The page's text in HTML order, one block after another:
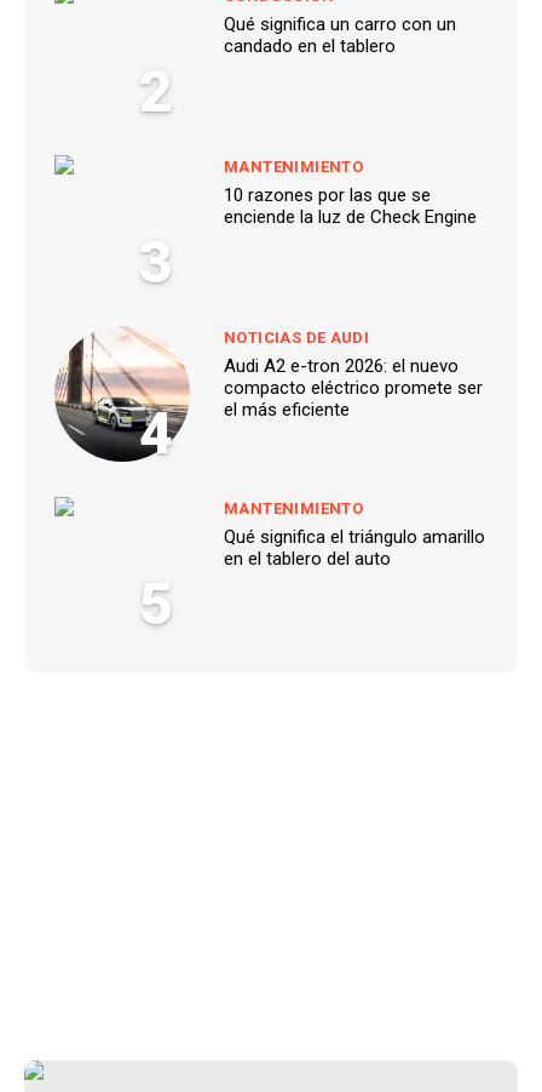
2
Qué significa un carro con un
candado en el tablero
3
MANTENIMIENTO
10 razones por las que se
enciende la luz de Check Engine
4
NOTICIAS DE AUDI
Audi A2 e-tron 2026: el nuevo
compacto eléctrico promete ser
el más eficiente
5
MANTENIMIENTO
Qué significa el triángulo amarillo
en el tablero del auto